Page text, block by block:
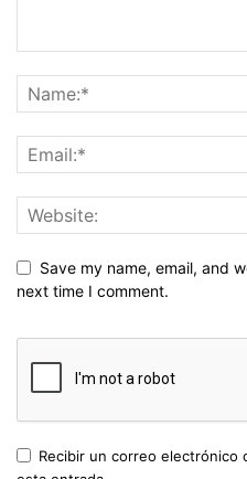
Save my name, email, and
next time I comment.
Recibir un correo electrónico